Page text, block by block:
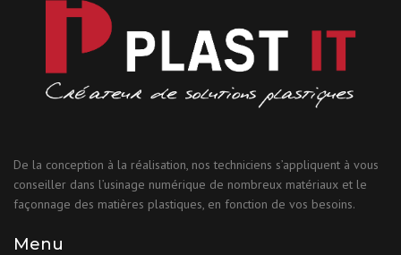
De la conception à la réalisation, nos techniciens s’appliquent à vous
conseiller dans l’usinage numérique de nombreux matériaux et le
façonnage des matières plastiques, en fonction de vos besoins.
Menu